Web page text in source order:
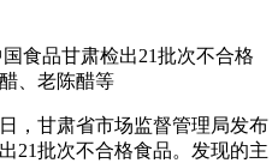
品甘肃检出21批次不合格
、老陈醋等
甘肃省市场监督管理局发布
21批次不合格食品。发现的主